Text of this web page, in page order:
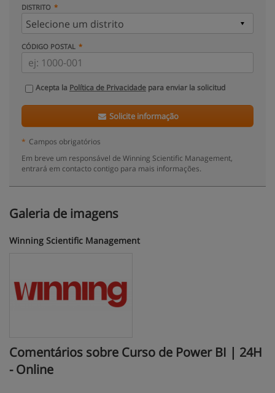
DISTRITO
CÓDIGO POSTAL
Acepta la Política de Privacidade para enviar la solicitud
Solicite informação
* Campos obrigatórios
Em breve um responsável de Winning Scientific Management,
entrará em contacto contigo para mais informações.
Galeria de imagens
Winning Scientific Management
Comentários sobre Curso de Power BI | 24H
- Online